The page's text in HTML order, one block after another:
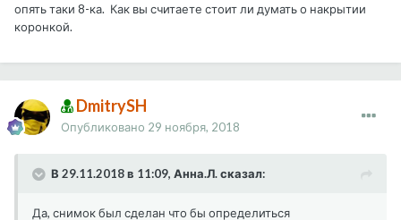
опять таки 8-ка. Как вы считаете стоит ли думать о накрытии
коронкой.
DmitrySH
Опубликовано 29 ноября, 2018
В 29.11.2018 в 11:09, Анна.Л. сказал:
Да, снимок был сделан что бы определиться